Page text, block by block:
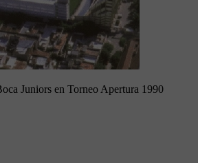
Juniors en Torneo Apertura 1990